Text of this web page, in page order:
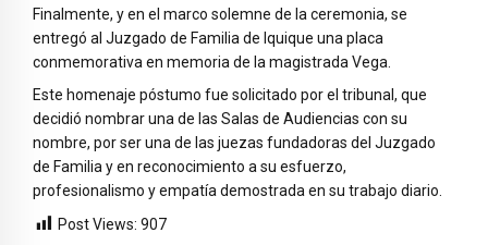
Finalmente, y en el marco solemne de la ceremonia, se
entregó al Juzgado de Familia de Iquique una placa
conmemorativa en memoria de la magistrada Vega.
Este homenaje póstumo fue solicitado por el tribunal, que
decidió nombrar una de las Salas de Audiencias con su
nombre, por ser una de las juezas fundadoras del Juzgado
de Familia y en reconocimiento a su esfuerzo,
profesionalismo y empatía demostrada en su trabajo diario.
Post Views: 907